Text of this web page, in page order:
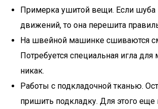
Примерка ушитой вещи. Если шуба
движений, то она перешита
На швейной машинке сшиваются
Потребуется специальная игла
никак.
Работы с подкладочной тканью.
пришить подкладку. Для этого еще